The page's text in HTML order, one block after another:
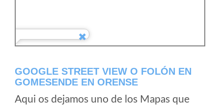
GOOGLE STREET VIEW O FOLÓN EN
GOMESENDE EN ORENSE
Aqui os dejamos uno de los Mapas que